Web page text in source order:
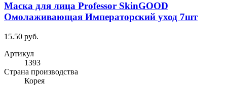
Маска для лица Professor SkinGOOD
Омолаживающая Императорский уход 7шт
15.50 руб.
Артикул
1393
Cтрана производства
Корея